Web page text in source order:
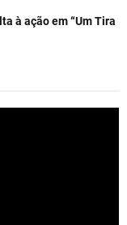
à ação em “Um Tira